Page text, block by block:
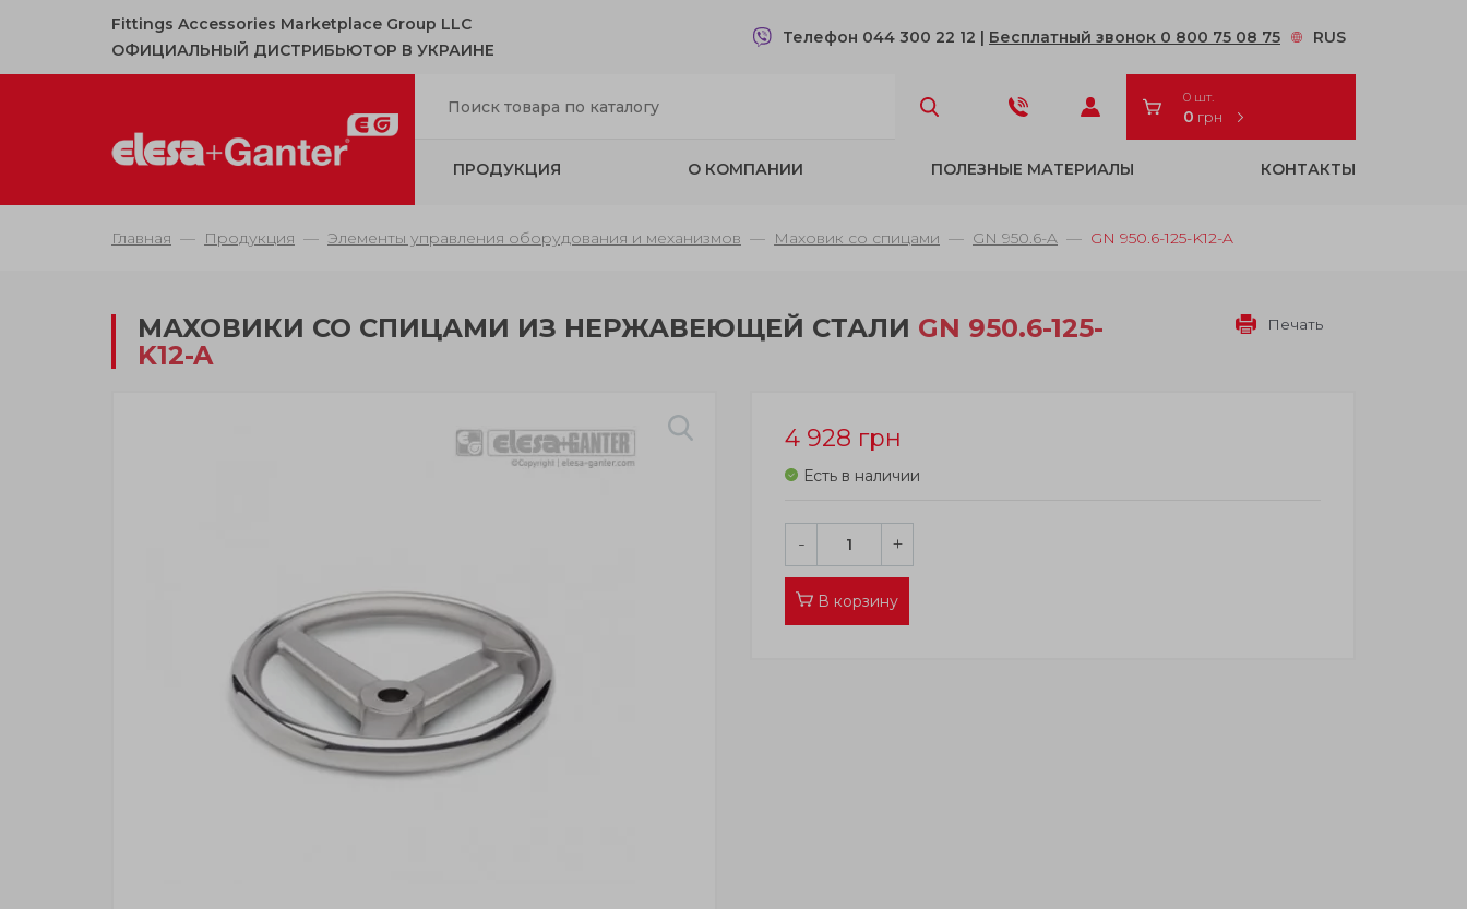
Fittings Accessories Marketplace Group LLC
ОФИЦИАЛЬНЫЙ ДИСТРИБЬЮТОР В УКРАИНЕ
Телефон 044 300 22 12 | Бесплатный звонок 0 800 75 08 75 RUS
0 шт.
0 грн
ПРОДУКЦИЯ О КОМПАНИИ ПОЛЕЗНЫЕ МАТЕРИАЛЫ КОНТАКТЫ
Главная Продукция Элементы управления оборудования и механизмов Маховик со спицами GN 950.6-A GN 950.6-125-K12-A
МАХОВИКИ СО СПИЦАМИ ИЗ НЕРЖАВЕЮЩЕЙ СТАЛИ GN 950.6-125-
K12-A
Печать
4 928 грн
Есть в наличии
- +
В корзину